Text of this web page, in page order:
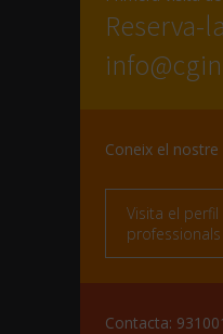
Reserva-
Coneix el nostre
Visita el
professionals
Contacta: